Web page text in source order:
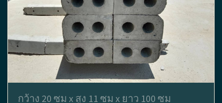
กว้าง 20 ซม x สูง 11 ซม x ยาว 100 ซม